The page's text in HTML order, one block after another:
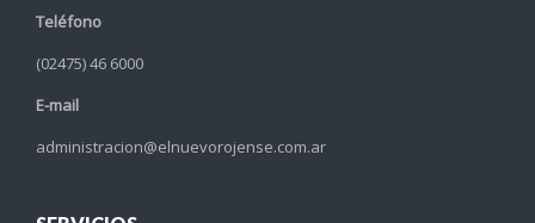
Teléfono
(02475) 46 6000
E-mail
administracion@elnuevorojense.com.ar